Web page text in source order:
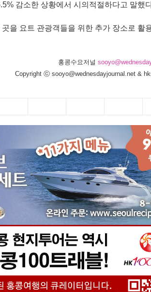
감소한 상황에서 시의적절하다고 말했
을 요트 관광객들을 위한 추가 장소로 활
홍콩수요저널
Copyright ⓒ sooyo@wednesdayjournal.net &